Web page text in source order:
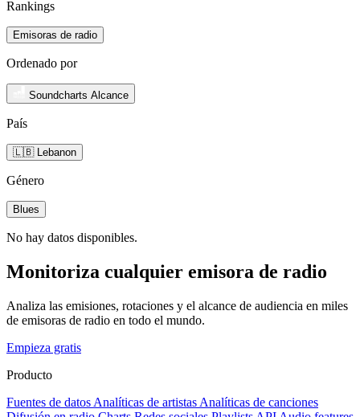
Rankings
Emisoras de radio
Ordenado por
Soundcharts Alcance
País
🇱🇧 Lebanon
Género
Blues
No hay datos disponibles.
Monitoriza cualquier emisora de radio
Analiza las emisiones, rotaciones y el alcance de audiencia en miles
de emisoras de radio en todo el mundo.
Empieza gratis
Producto
Fuentes de datos Analíticas de artistas Analíticas de canciones